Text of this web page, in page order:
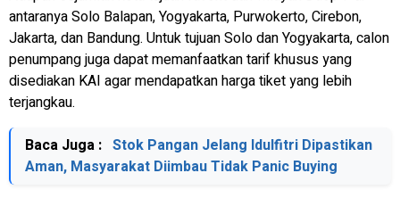
antaranya Solo Balapan, Yogyakarta, Purwokerto, Cirebon,
Jakarta, dan Bandung. Untuk tujuan Solo dan Yogyakarta, calon
penumpang juga dapat memanfaatkan tarif khusus yang
disediakan KAI agar mendapatkan harga tiket yang lebih
terjangkau.
Baca Juga : Stok Pangan Jelang Idulfitri Dipastikan
Aman, Masyarakat Diimbau Tidak Panic Buying